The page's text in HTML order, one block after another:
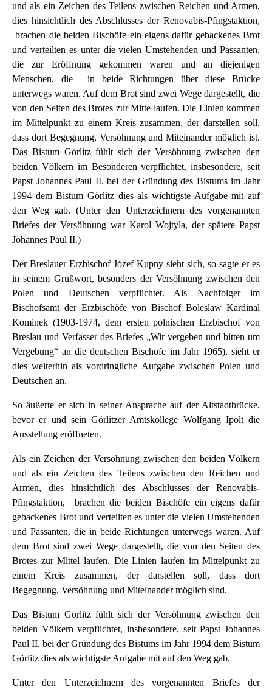
und als ein Zeichen des Teilens zwischen Reichen und Armen,
dies hinsichtlich des Abschlusses der Renovabis-Pfingstaktion,
brachen die beiden Bischöfe ein eigens dafür gebackenes Brot
und verteilten es unter die vielen Umstehenden und Passanten,
die zur Eröffnung gekommen waren und an diejenigen
Menschen, die in beide Richtungen über diese Brücke
unterwegs waren. Auf dem Brot sind zwei Wege dargestellt, die
von den Seiten des Brotes zur Mitte laufen. Die Linien kommen
im Mittelpunkt zu einem Kreis zusammen, der darstellen soll,
dass dort Begegnung, Versöhnung und Miteinander möglich ist.
Das Bistum Görlitz fühlt sich der Versöhnung zwischen den
beiden Völkern im Besonderen verpflichtet, insbesondere, seit
Papst Johannes Paul II. bei der Gründung des Bistums im Jahr
1994 dem Bistum Görlitz dies als wichtigste Aufgabe mit auf
den Weg gab. (Unter den Unterzeichnern des vorgenannten
Briefes der Versöhnung war Karol Wojtyla, der spätere Papst
Johannes Paul II.)
Der Breslauer Erzbischof Józef Kupny sieht sich, so sagte er es
in seinem Grußwort, besonders der Versöhnung zwischen den
Polen und Deutschen verpflichtet. Als Nachfolger im
Bischofsamt der Erzbischöfe von Bischof Boleslaw Kardinal
Kominek (1903-1974, dem ersten polnischen Erzbischof von
Breslau und Verfasser des Briefes „Wir vergeben und bitten um
Vergebung“ an die deutschen Bischöfe im Jahr 1965), sieht er
dies weiterhin als vordringliche Aufgabe zwischen Polen und
Deutschen an.
So äußerte er sich in seiner Ansprache auf der Altstadtbrücke,
bevor er und sein Görlitzer Amtskollege Wolfgang Ipolt die
Ausstellung eröffneten.
Als ein Zeichen der Versöhnung zwischen den beiden Völkern
und als ein Zeichen des Teilens zwischen den Reichen und
Armen, dies hinsichtlich des Abschlusses der Renovabis-
Pfingstaktion, brachen die beiden Bischöfe ein eigens dafür
gebackenes Brot und verteilten es unter die vielen Umstehenden
und Passanten, die in beide Richtungen unterwegs waren. Auf
dem Brot sind zwei Wege dargestellt, die von den Seiten des
Brotes zur Mittel laufen. Die Linien laufen im Mittelpunkt zu
einem Kreis zusammen, der darstellen soll, dass dort
Begegnung, Versöhnung und Miteinander möglich sind.
Das Bistum Görlitz fühlt sich der Versöhnung zwischen den
beiden Völkern verpflichtet, insbesondere, seit Papst Johannes
Paul II. bei der Gründung des Bistums im Jahr 1994 dem Bistum
Görlitz dies als wichtigste Aufgabe mit auf den Weg gab.
Unter den Unterzeichnern des vorgenannten Briefes der